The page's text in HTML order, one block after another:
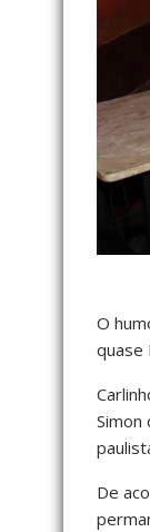
O
quase
Simon
De